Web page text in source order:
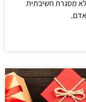
מסגרת חשיבתית
אדם.